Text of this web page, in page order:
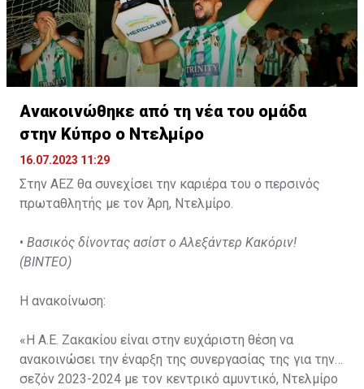
Ανακοινώθηκε από τη νέα του ομάδα
στην Κύπρο ο Ντελμίρο
16.07.2023 11:29
Στην ΑΕΖ θα συνεχίσει την καριέρα του ο περσινός
πρωταθλητής με τον Άρη, Ντελμίρο.
• Βασικός δίνοντας ασίστ ο Αλεξάντερ Κακόριν!
(ΒΙΝΤΕΟ)
Η ανακοίνωση:
«Η Α.Ε. Ζακακίου είναι στην ευχάριστη θέση να
ανακοινώσει την έναρξη της συνεργασίας της για την
σεζόν 2023-2024 με τον κεντρικό αμυντικό, Ντελμίρο